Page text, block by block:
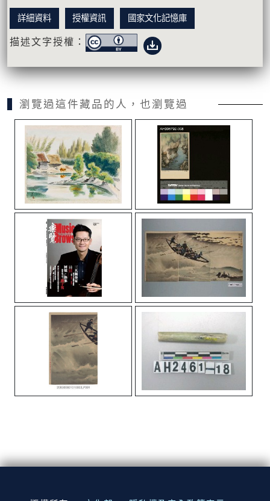
詳細資料 授權資訊 國家文化記憶庫
描述文字授權：
瀏覽過這件藏品的人，也瀏覽過